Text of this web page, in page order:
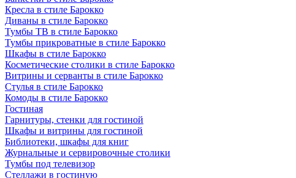
Кресла в стиле Барокко
Диваны в стиле Барокко
Тумбы ТВ в стиле Барокко
Тумбы прикроватные в стиле Барокко
Шкафы в стиле Барокко
Косметические столики в стиле Барокко
Витрины и серванты в стиле Барокко
Стулья в стиле Барокко
Комоды в стиле Барокко
Гостиная
Гарнитуры, стенки для гостиной
Шкафы и витрины для гостиной
Библиотеки, шкафы для книг
Журнальные и сервировочные столики
Тумбы под телевизор
Стеллажи в гостиную